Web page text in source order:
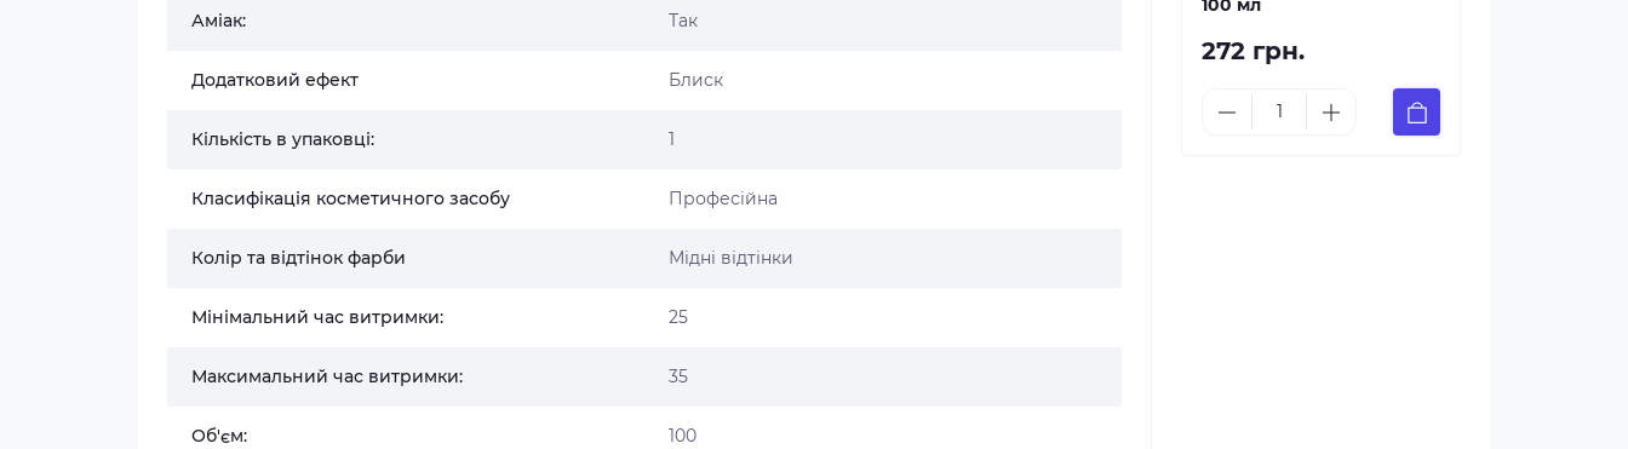
Аміак: Так
Додатковий ефект Блиск
Кількість в упаковці: 1
Класифікація косметичного засобу Професійна
Колір та відтінок фарби Мідні відтінки
Мінімальний час витримки: 25
Максимальний час витримки: 35
Об'єм: 100
100 мл
272 грн.